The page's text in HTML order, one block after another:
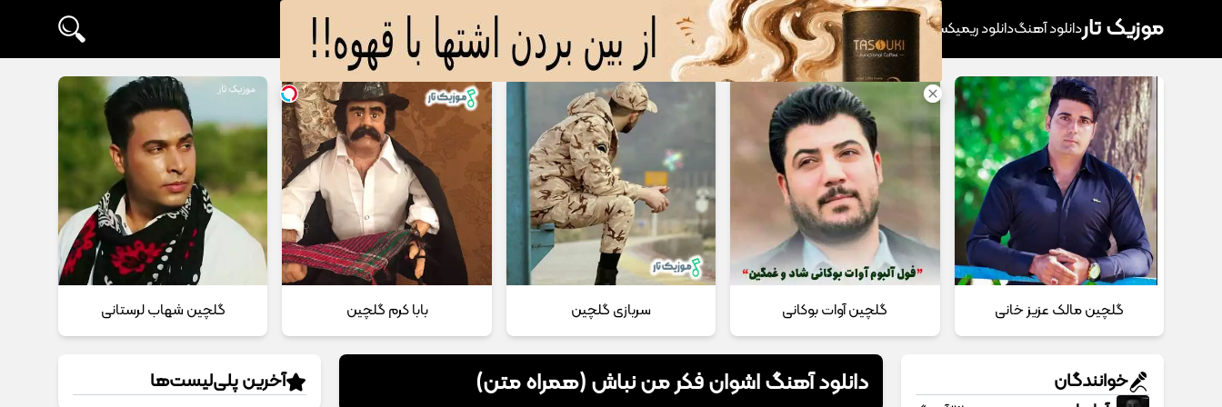
موزیک تاردانلود آهنگدانلود ریمیکسآهنگ پرطرفدار دانلود مداحیتماس با ما
گلچین مالک عزیز خانی گلچین آوات بوکانی سربازی گلچین بابا کرم گلچین گلچین شهاب لرستانی
دانلود آهنگ اشوان فکر من نباش (همراه متن) خوانندگان آخرین پلی‌لیست‌ها